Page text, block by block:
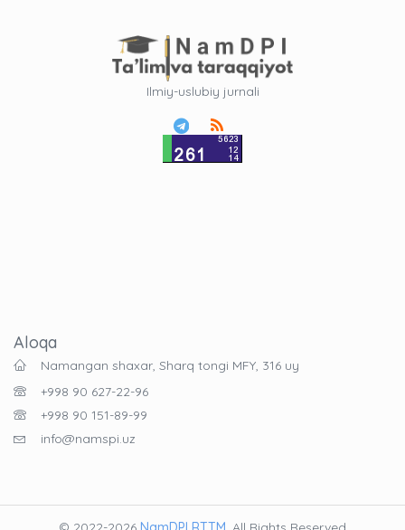
Ilmiy-uslubiy jurnali
Aloqa
Namangan shaxar, Sharq tongi MFY, 316 uy
+998 90 627-22-96
+998 90 151-89-99
info@namspi.uz